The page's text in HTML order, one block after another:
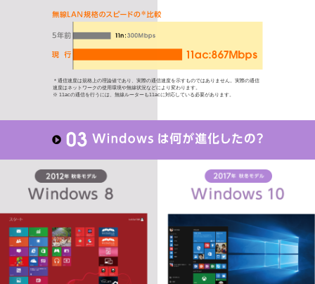
＊通信速度は規格上の理論値であり、実際の通信速度を示すものではありません。実際の通信
速度はネットワークの使用環境や無線状況などにより変わります。
※ 11acの通信を行うには、無線ルーターも11acに対応している必要があります。